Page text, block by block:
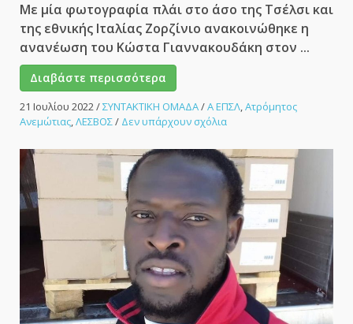
Με μία φωτογραφία πλάι στο άσο της Τσέλσι και
της εθνικής Ιταλίας Ζορζίνιο ανακοινώθηκε η
ανανέωση του Κώστα Γιαννακουδάκη στον ...
Διαβάστε περισσότερα
21 Ιουλίου 2022/ΣΥΝΤΑΚΤΙΚΗ ΟΜΑΔΑ/Α ΕΠΣΛ,Ατρόμητος
Ανεμώτιας,ΛΕΣΒΟΣ/ Δεν υπάρχουν σχόλιαστο
έφερε
Ζορζινιο
αλλά
παρέμεινε
ο
Γιαννακουδάκης
στον
Ατρόμητο
Ανεμώτιας.
–
ΑΘΛΗΤΙΚΟ
ΜΕΤΩΠΟ